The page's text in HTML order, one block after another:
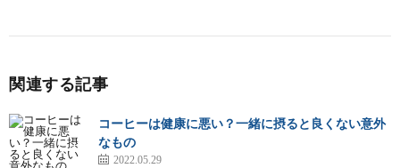
関連する記事
コーヒーは健康に悪い？一緒に摂ると良くない意外
なもの
2022.05.29